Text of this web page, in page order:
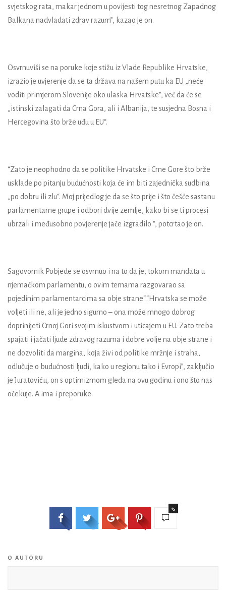
svjetskog rata, makar jednom u povijesti tog nesretnog Zapadnog
Balkana nadvladati zdrav razum”, kazao je on.
Osvrnuviši se na poruke koje stižu iz Vlade Republike Hrvatske,
izrazio je uvjerenje da se ta država na našem putu ka EU „neće
voditi primjerom Slovenije oko ulaska Hrvatske“, već da će se
„istinski zalagati da Crna Gora, ali i Albanija, te susjedna Bosna i
Hercegovina što brže uđu u EU“.
“Zato je neophodno da se politike Hrvatske i Crne Gore što brže
usklade po pitanju budućnosti koja će im biti zajednička sudbina
„po dobru ili zlu“. Moj prijedlog je da se što prije i što češće sastanu
parlamentarne grupe i odbori dvije zemlje, kako bi se ti procesi
ubrzali i međusobno povjerenje jače izgradilo “, potcrtao je on.
Sagovornik Pobjede se osvrnuo i na to da je, tokom mandata u
njemačkom parlamentu, o ovim temama razgovarao sa
pojedinim parlamentarcima sa obje strane“.“Hrvatska se može
voljeti ili ne, ali je jedno sigurno – ona može mnogo dobrog
doprinijeti Crnoj Gori svojim iskustvom i uticajem u EU. Zato treba
spajati i jačati ljude zdravog razuma i dobre volje na obje strane i
ne dozvoliti da margina, koja živi od politike mržnje i straha,
odlučuje o budućnosti ljudi, kako u regionu tako i Evropi”, zaključio
je Juratović.u, on s optimizmom gleda na ovu godinu i ono što nas
očekuje. A ima i preporuke.
15
O AUTORU